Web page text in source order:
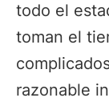
todo el
toman el
razonable